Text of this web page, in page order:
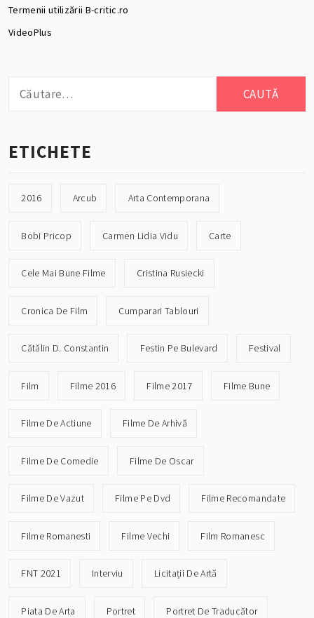
Termenii utilizării B-critic.ro
VideoPlus
după:
ETICHETE
2016 Arcub Arta Contemporana
Bobi Pricop Carmen Lidia Vidu Carte
Cele Mai Bune Filme Cristina Rusiecki
Cronica De Film Cumparari Tablouri
Cătălin D. Constantin Festin Pe Bulevard Festival
Film Filme 2016 Filme 2017 Filme Bune
Filme De Actiune Filme De Arhivă
Filme De Comedie Filme De Oscar
Filme De Vazut Filme Pe Dvd Filme Recomandate
Filme Romanesti Filme Vechi Film Romanesc
FNT 2021 Interviu Licitații De Artă
Piata De Arta Portret Portret De Traducător